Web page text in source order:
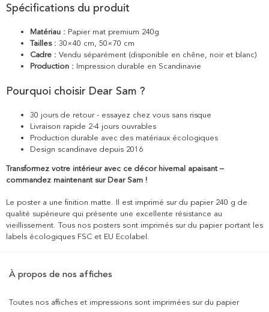
Spécifications du produit
Matériau : Papier mat premium 240g
Tailles : 30×40 cm, 50×70 cm
Cadre : Vendu séparément (disponible en chêne, noir et blanc)
Production : Impression durable en Scandinavie
Pourquoi choisir Dear Sam ?
30 jours de retour - essayez chez vous sans risque
Livraison rapide 2-4 jours ouvrables
Production durable avec des matériaux écologiques
Design scandinave depuis 2016
Transformez votre intérieur avec ce décor hivernal apaisant –
commandez maintenant sur Dear Sam !
Le poster a une finition matte. Il est imprimé sur du papier 240 g de
qualité supérieure qui présente une excellente résistance au
vieillissement. Tous nos posters sont imprimés sur du papier portant les
labels écologiques FSC et EU Ecolabel.
À propos de nos affiches
Toutes nos affiches et impressions sont imprimées sur du papier